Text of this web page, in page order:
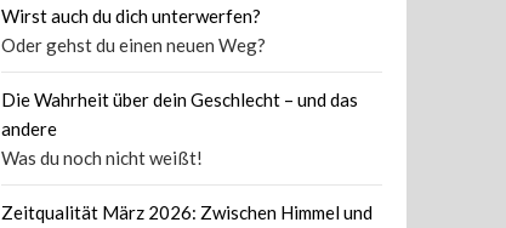
Wirst auch du dich unterwerfen?
Oder gehst du einen neuen Weg?
Die Wahrheit über dein Geschlecht – und das
andere
Was du noch nicht weißt!
Zeitqualität März 2026: Zwischen Himmel und